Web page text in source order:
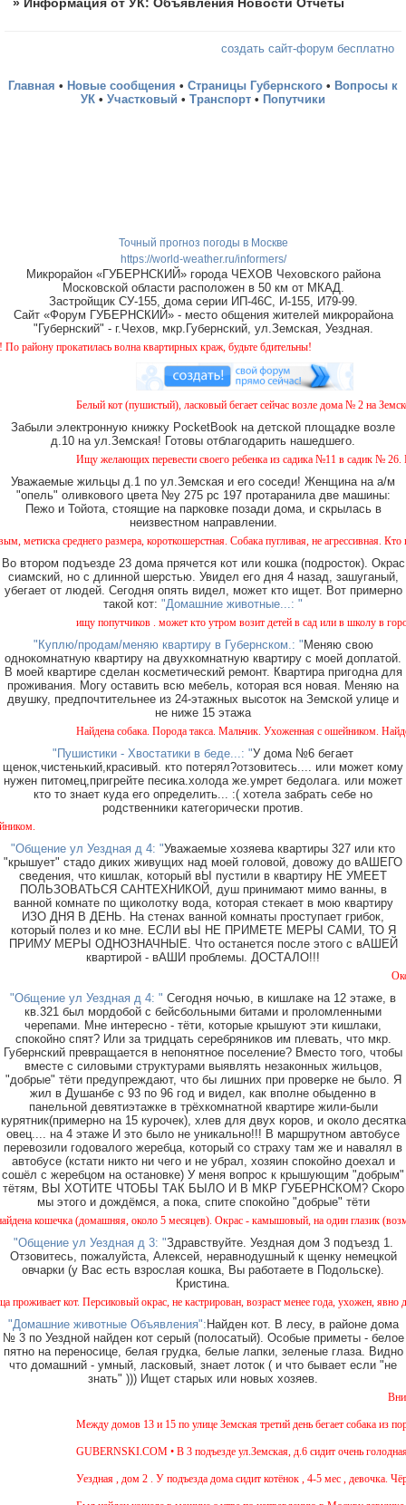
создать сайт-форум бесплатно
Главная • Новые сообщения • Страницы Губернского • Вопросы к
УК • Участковый • Транспорт • Попутчики
Точный прогноз погоды в Москве
https://world-weather.ru/informers/
Микрорайон «ГУБЕРНСКИЙ» города ЧЕХОВ Чеховского района
Московской области расположен в 50 км от МКАД.
Застройщик СУ-155, дома серии ИП-46С, И-155, И79-99.
Сайт «Форум ГУБЕРНСКИЙ» - место общения жителей микрорайона
"Губернский" - г.Чехов, мкр.Губернский, ул.Земская, Уездная.
волна квартирных краж, будьте бдительны!
Белый кот (пушистый), ласковый бегает сейчас возле дома № 2 на Земской.
Забыли электронную книжку PocketBook на детской площадке возле
д.10 на ул.Земская! Готовы отблагодарить нашедшего.
Ищу желающих перевести своего ребенка из садика №11 в садик № 26. Есть
Уважаемые жильцы д.1 по ул.Земская и его соседи! Женщина на а/м
"опель" оливкового цвета №у 275 рс 197 протаранила две машины:
Пежо и Тойота, стоящие на парковке позади дома, и скрылась в
неизвестном направлении.
размера, короткошерстная. Собака пугливая, не агрессивная. Кто видел,
Во втором подъезде 23 дома прячется кот или кошка (подросток). Окрас
сиамский, но с длинной шерстью. Увидел его дня 4 назад, зашуганый,
убегает от людей. Сегодня опять видел, может кто ищет. Вот примерно
такой кот: "Домашние животные...: "
ищу попутчиков . может кто утром возит детей в сад или в школу в город ?
"Куплю/продам/меняю квартиру в Губернском.: " Меняю свою
однокомнатную квартиру на двухкомнатную квартиру с моей доплатой.
В моей квартире сделан косметический ремонт. Квартира пригодна для
проживания. Могу оставить всю мебель, которая вся новая. Меняю на
двушку, предпочтительнее из 24-этажных высоток на Земской улице и
не ниже 15 этажа
Найдена собака. Порода такса. Мальчик. Ухоженная с ошейником. Найдена в
"Пушистики - Хвостатики в беде...: "У дома №6 бегает
щенок,чистенький,красивый. кто потерял?отзовитесь.... или может кому
нужен питомец,пригрейте песика.холода же.умрет бедолага. или может
кто то знает куда его определить... :( хотела забрать себе но
родственники категорически против.
"Общение ул Уездная д 4: "Уважаемые хозяева квартиры 327 или кто
"крышует" стадо диких живущих над моей головой, довожу до вАШЕГО
сведения, что кишлак, который вЫ пустили в квартиру НЕ УМЕЕТ
ПОЛЬЗОВАТЬСЯ САНТЕХНИКОЙ, душ принимают мимо ванны, в
ванной комнате по щиколотку вода, которая стекает в мою квартиру
ИЗО ДНЯ В ДЕНЬ. На стенах ванной комнаты проступает грибок,
который полез и ко мне. ЕСЛИ вЫ НЕ ПРИМЕТЕ МЕРЫ САМИ, ТО Я
ПРИМУ МЕРЫ ОДНОЗНАЧНЫЕ. Что останется после этого с вАШЕЙ
квартирой - вАШИ проблемы. ДОСТАЛО!!!
Около магазина
"Общение ул Уездная д 4: " Сегодня ночью, в кишлаке на 12 этаже, в
кв.321 был мордобой с бейсбольными битами и проломленными
черепами. Мне интересно - тёти, которые крышуют эти кишлаки,
спокойно спят? Или за тридцать серебряников им плевать, что мкр.
Губернский превращается в непонятное поселение? Вместо того, чтобы
вместе с силовыми структурами выявлять незаконных жильцов,
"добрые" тёти предупреждают, что бы лишних при проверке не было. Я
жил в Душанбе с 93 по 96 год и видел, как вполне обыденно в
панельной девятиэтажке в трёхкомнатной квартире жили-были
курятник(примерно на 15 курочек), хлев для двух коров, и около десятка
овец.... на 4 этаже И это было не уникально!!! В маршрутном автобусе
перевозили годовалого жеребца, который со страху там же и навалял в
автобусе (кстати никто ни чего и не убрал, хозяин спокойно доехал и
сошёл с жеребцом на остановке) У меня вопрос к крышующим "добрым"
тётям, ВЫ ХОТИТЕ ЧТОБЫ ТАК БЫЛО И В МКР ГУБЕРНСКОМ? Скоро
мы этого и дождёмся, а пока, спите спокойно "добрые" тёти
около 5 месяцев). Окрас - камышовый, на один глазик (возможно)
"Общение ул Уездная д 3: "Здравствуйте. Уездная дом 3 подъезд 1.
Отзовитесь, пожалуйста, Алексей, неравнодушный к щенку немецкой
овчарки (у Вас есть взрослая кошка, Вы работаете в Подольске).
Кристина.
окрас, не кастрирован, возраст менее года, ухожен, явно домашний,
"Домашние животные Объявления": Найден кот. В лесу, в районе дома
№ 3 по Уездной найден кот серый (полосатый). Особые приметы - белое
пятно на переносице, белая грудка, белые лапки, зеленые глаза. Видно
что домашний - умный, ласковый, знает лоток ( и что бывает если "не
знать" ))) Ищет старых или новых хозяев.
Внимание! В лесу
Между домов 13 и 15 по улице Земская третий день бегает собака из породы
GUBERNSKI.COM • В 3 подъезде ул.Земская, д.6 сидит очень голодная
Уездная , дом 2 . У подъезда дома сидит котёнок , 4-5 мес , девочка.